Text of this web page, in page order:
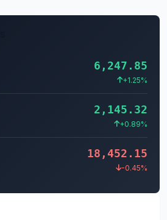
6,247.85
+1.25%
2,145.32
+0.89%
18,452.15
-0.45%